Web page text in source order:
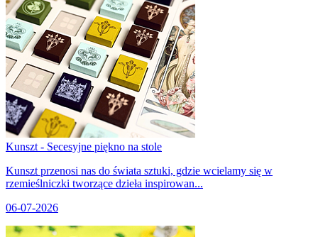
Kunszt - Secesyjne piękno na stole
Kunszt przenosi nas do świata sztuki, gdzie wcielamy się w
rzemieślniczki tworzące dzieła inspirowan...
06-07-2026